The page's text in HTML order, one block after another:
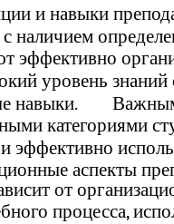
и навыки
с наличием
эффективно
уровень знаний
навыки.
категориями
эффективно
аспекты
от
процесса,